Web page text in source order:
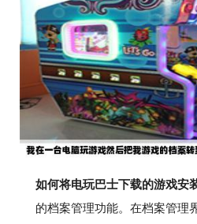
如何将电玩巴士下载的游戏安
的档案管理功能。在档案管理